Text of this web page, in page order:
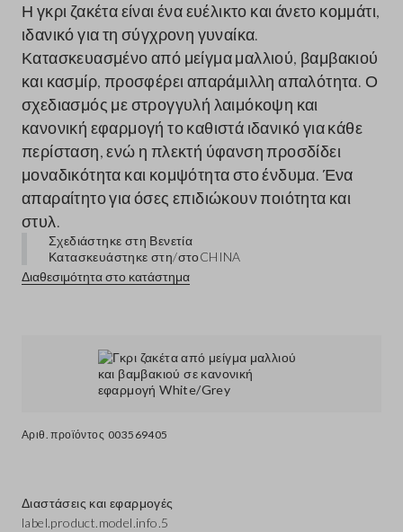
Αριθ. προϊόντος 003569405
Η γκρι ζακέτα είναι ένα ευέλικτο και άνετο κομμάτι,
ιδανικό για τη σύγχρονη γυναίκα.
Κατασκευασμένο από μείγμα μαλλιού, βαμβακιού
και κασμίρ, προσφέρει απαράμιλλη απαλότητα. Ο
σχεδιασμός με στρογγυλή λαιμόκοψη και
κανονική εφαρμογή το καθιστά ιδανικό για κάθε
περίσταση, ενώ η πλεκτή ύφανση προσδίδει
μοναδικότητα και κομψότητα στο ένδυμα. Ένα
απαραίτητο για όσες επιδιώκουν ποιότητα και
στυλ.
Σχεδιάστηκε στη Βενετία
Κατασκευάστηκε στη/στοCHINA
Διαθεσιμότητα στο κατάστημα
Διαστάσεις και εφαρμογές
label.product.model.info.5